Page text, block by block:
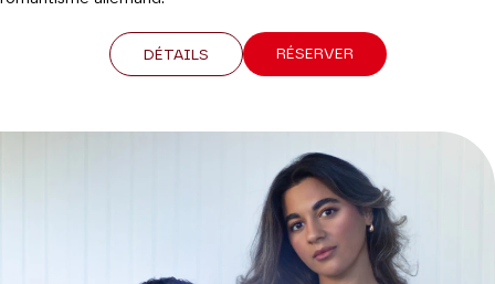
DÉTAILS RÉSERVER